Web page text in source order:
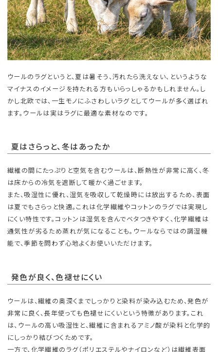
ウールのラグというと、夏は暑そう、汚れたら洗えない、というような
マイナスのイメージを持たれる方もいらっしゃるかもしれません。し
かし北欧では、一生モノにふさわしいラグとしてウールが多く選ばれ
ます。ウールは実はラグに最適な素材なのです。
夏はさらっと、冬はあったか
繊維の間にたっぷりと空気を含むウールは、断熱性が非常に高く、冬
は床からの冷気を遮断して暖かく過ごせます。
また、吸湿性に優れ、湿気を吸収して乾燥時には放出するため、表面
は夏でもさらっと快適。これは化学繊維やコットンのラグでは実現し
にくい特性です。コットンは湿気を含んでベタつきやすく、化学繊維は
通気性が劣るため蒸れが気になることも。ウールならではの調湿機
能で、季節を問わず心地よくお使いいただけます。
発色が良く、色褪せにくい
ウールは、繊維の奥深くまでしっかりと染料が染み込むため、発色が
非常に良く、長年使っても色褪せにくいという特徴があります。これ
は、ウールの高い吸湿性と、繊維に含まれるアミノ酸が染料と化学的
にしっかり結びつくためです。
一方で、化学繊維のラグ（ポリエステルやナイロンなど）は繊維表面